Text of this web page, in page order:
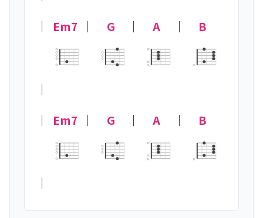
｜
Em7 ｜ G ｜ A
×
｜ B
×
｜
｜
Em7 ｜ G ｜ A
×
｜ B
×
｜